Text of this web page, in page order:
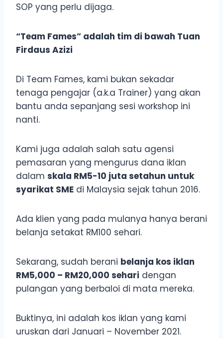
SOP yang perlu dijaga.
“Team Fames” adalah tim di bawah Tuan
Firdaus Azizi
Di Team Fames, kami bukan sekadar
tenaga pengajar (a.k.a Trainer) yang akan
bantu anda sepanjang sesi workshop ini
nanti.
Kami juga adalah salah satu agensi
pemasaran yang mengurus dana iklan
dalam skala RM5-10 juta setahun untuk
syarikat SME di Malaysia sejak tahun 2016.
Ada klien yang pada mulanya hanya berani
belanja setakat RM100 sehari.
Sekarang, sudah berani belanja kos iklan
RM5,000 – RM20,000 sehari dengan
pulangan yang berbaloi di mata mereka.
Buktinya, ini adalah kos iklan yang kami
uruskan dari Januari – November 2021.